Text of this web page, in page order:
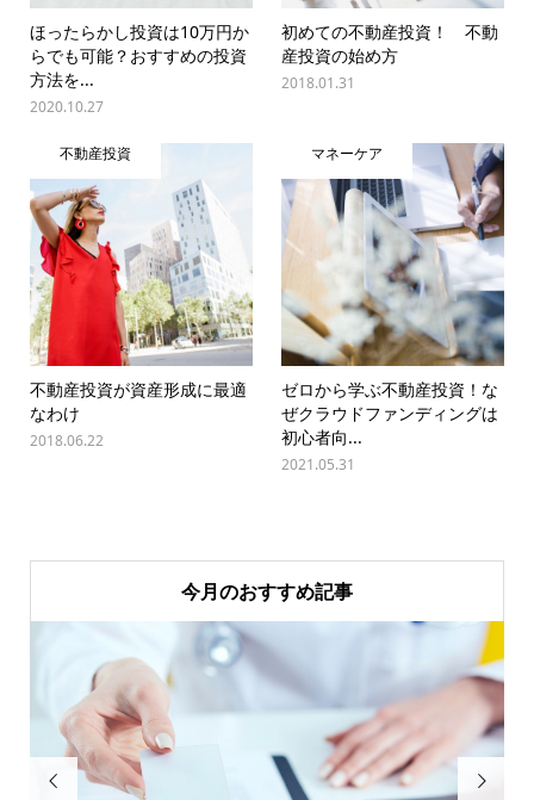
ほったらかし投資は10万円か
らでも可能？おすすめの投資
方法を...
2020.10.27
初めての不動産投資！ 不動
産投資の始め方
2018.01.31
不動産投資
不動産投資が資産形成に最適
なわけ
2018.06.22
マネーケア
ゼロから学ぶ不動産投資！な
ぜクラウドファンディングは
初心者向...
2021.05.31
今月のおすすめ記事
 